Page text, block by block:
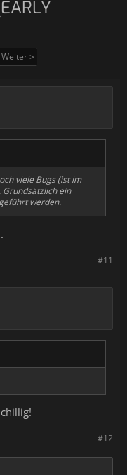
Weiter >
viele Bugs (ist im
Grundsätzlich ein
werden.
#11
#12